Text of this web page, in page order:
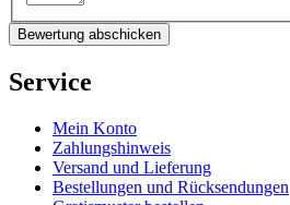
Bewertung abschicken
Service
Mein Konto
Zahlungshinweis
Versand und Lieferung
Bestellungen und Rücksendungen